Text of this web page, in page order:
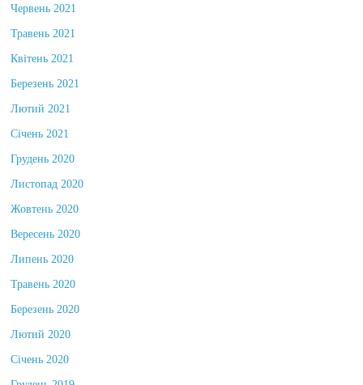
Червень 2021
Травень 2021
Квітень 2021
Березень 2021
Лютий 2021
Січень 2021
Грудень 2020
Листопад 2020
Жовтень 2020
Вересень 2020
Липень 2020
Травень 2020
Березень 2020
Лютий 2020
Січень 2020